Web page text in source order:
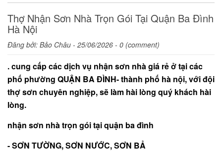
Thợ Nhận Sơn Nhà Trọn Gói Tại Quận Ba Đình
Hà Nội
Đăng bởi: Bảo Châu - 25/06/2026 - 0 (comment)
. cung cấp các dịch vụ nhận sơn nhà giá rẻ ở tại các
phố phường QUẬN BA ĐÌNH- thành phố hà nội, với đội
thợ sơn chuyên nghiệp, sẽ làm hài lòng quý khách hài
lòng.
nhận sơn nhà trọn gói tại quận ba đình
- SƠN TƯỜNG, SƠN NƯỚC, SƠN BẢ